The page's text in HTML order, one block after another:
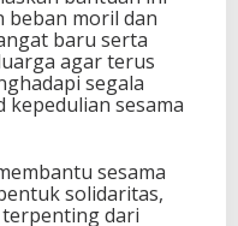
moril dan
baru serta
agar terus
segala
sesama
sesama
solidaritas,
dari